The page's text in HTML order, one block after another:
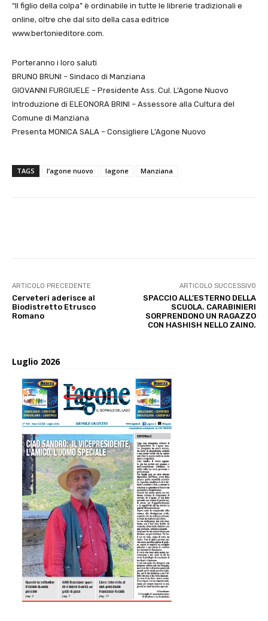
“Il figlio della colpa” è ordinabile in tutte le librerie tradizionali e
online, oltre che dal sito della casa editrice
www.bertonieditore.com.
Porteranno i loro saluti
BRUNO BRUNI – Sindaco di Manziana
GIOVANNI FURGIUELE – Presidente Ass. Cul. L’Agone Nuovo
Introduzione di ELEONORA BRINI – Assessore alla Cultura del
Comune di Manziana
Presenta MONICA SALA – Consigliere L’Agone Nuovo
TAGS l’agone nuovo lagone Manziana
ARTICOLO PRECEDENTE
Cerveteri aderisce al
Biodistretto Etrusco
Romano
ARTICOLO SUCCESSIVO
SPACCIO ALL’ESTERNO DELLA
SCUOLA. CARABINIERI
SORPRENDONO UN RAGAZZO
CON HASHISH NELLO ZAINO.
Luglio 2026